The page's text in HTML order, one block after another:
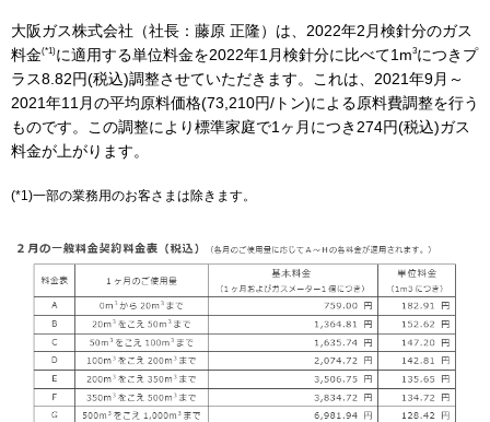
社会貢献
技術開発
IR情報
採用情報
大阪ガス株式会社（社長：藤原 正隆）は、2022年2月検針分のガス
料金(*1)に適用する単位料金を2022年1月検針分に比べて1m3につきプ
ラス8.82円(税込)調整させていただきます。これは、2021年9月～
2021年11月の平均原料価格(73,210円/トン)による原料費調整を行う
ものです。この調整により標準家庭で1ヶ月につき274円(税込)ガス
料金が上がります。
(*1)一部の業務用のお客さまは除きます。